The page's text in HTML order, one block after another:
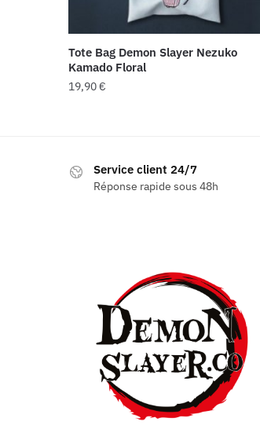
Tote Bag Demon Slayer Nezuko
Kamado Floral
19,90€
Service client 24/7
Réponse rapide sous 48h